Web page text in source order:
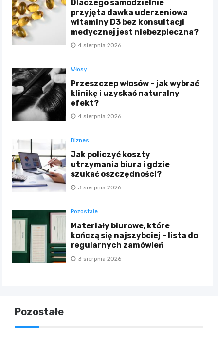
Dlaczego samodzielnie
przyjęta dawka uderzeniowa
witaminy D3 bez konsultacji
medycznej jest niebezpieczna?
4 sierpnia 2026
Włosy
Przeszczep włosów – jak wybrać
klinikę i uzyskać naturalny
efekt?
4 sierpnia 2026
Biznes
Jak policzyć koszty
utrzymania biura i gdzie
szukać oszczędności?
3 sierpnia 2026
Pozostałe
Materiały biurowe, które
kończą się najszybciej – lista do
regularnych zamówień
3 sierpnia 2026
Pozostałe